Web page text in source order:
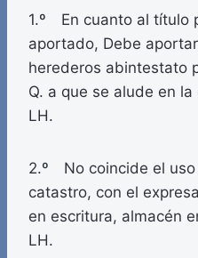
1.º En cuanto al título
aportado, Debe
herederos abintestato
Q. a que se alude en
LH.
2.º No coincide el uso
catastro, con el
en escritura, almacén
LH.